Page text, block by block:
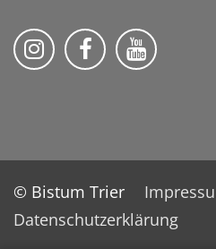
Bistum Trier auf
Die Pfarrei
Die
© Bistum Trier
Datenschutzerklärung